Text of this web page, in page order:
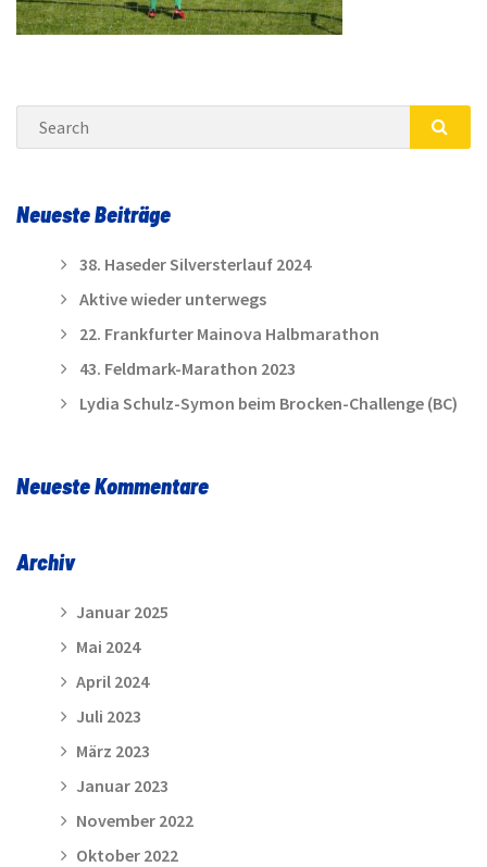
Search
Neueste Beiträge
38. Haseder Silversterlauf 2024
Aktive wieder unterwegs
22. Frankfurter Mainova Halbmarathon
43. Feldmark-Marathon 2023
Lydia Schulz-Symon beim Brocken-Challenge (BC)
Neueste Kommentare
Archiv
Januar 2025
Mai 2024
April 2024
Juli 2023
März 2023
Januar 2023
November 2022
Oktober 2022